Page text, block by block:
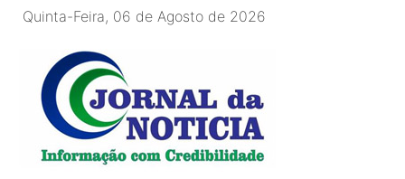
Quinta-Feira, 06 de Agosto de 2026